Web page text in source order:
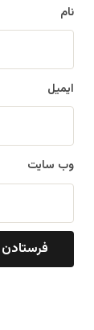
نام
ایمیل
وب‌ سایت